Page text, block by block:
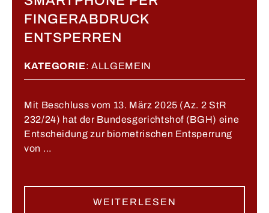
FINGERABDRUCK
ENTSPERREN
KATEGORIE:ALLGEMEIN
Mit Beschluss vom 13. März 2025 (Az. 2 StR
232/24) hat der Bundesgerichtshof (BGH) eine
Entscheidung zur biometrischen Entsperrung
von …
WEITERLESEN